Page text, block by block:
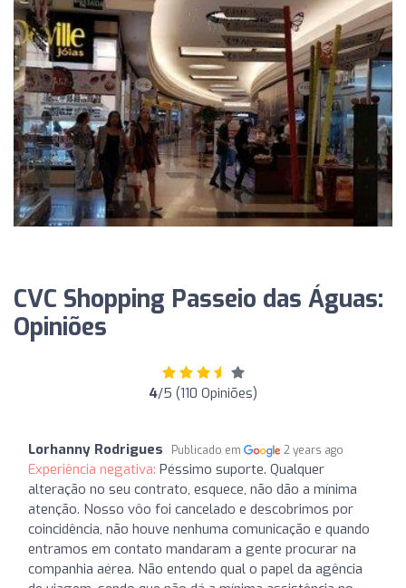
CVC Shopping Passeio das Águas:
Opiniões
4/5 (110 Opiniões)
Lorhanny Rodrigues Publicado em 2 years ago
Experiência negativa: Péssimo suporte. Qualquer
alteração no seu contrato, esquece, não dão a mínima
atenção. Nosso vôo foi cancelado e descobrimos por
coincidência, não houve nenhuma comunicação e quando
entramos em contato mandaram a gente procurar na
companhia aérea. Não entendo qual o papel da agência